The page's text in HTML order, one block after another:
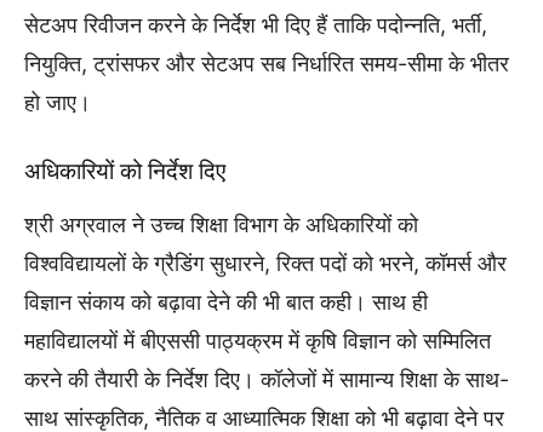
सेटअप रिवीजन करने के निर्देश भी दिए हैं ताकि पदोन्नति, भर्ती,
नियुक्ति, ट्रांसफर और सेटअप सब निर्धारित समय-सीमा के भीतर
हो जाए।
अधिकारियों को निर्देश दिए
श्री अग्रवाल ने उच्च शिक्षा विभाग के अधिकारियों को
विश्वविद्यायलों के ग्रैडिंग सुधारने, रिक्त पदों को भरने, कॉमर्स और
विज्ञान संकाय को बढ़ावा देने की भी बात कही। साथ ही
महाविद्यालयों में बीएससी पाठ्यक्रम में कृषि विज्ञान को सम्मिलित
करने की तैयारी के निर्देश दिए। कॉलेजों में सामान्य शिक्षा के साथ-
साथ सांस्कृतिक, नैतिक व आध्यात्मिक शिक्षा को भी बढ़ावा देने पर